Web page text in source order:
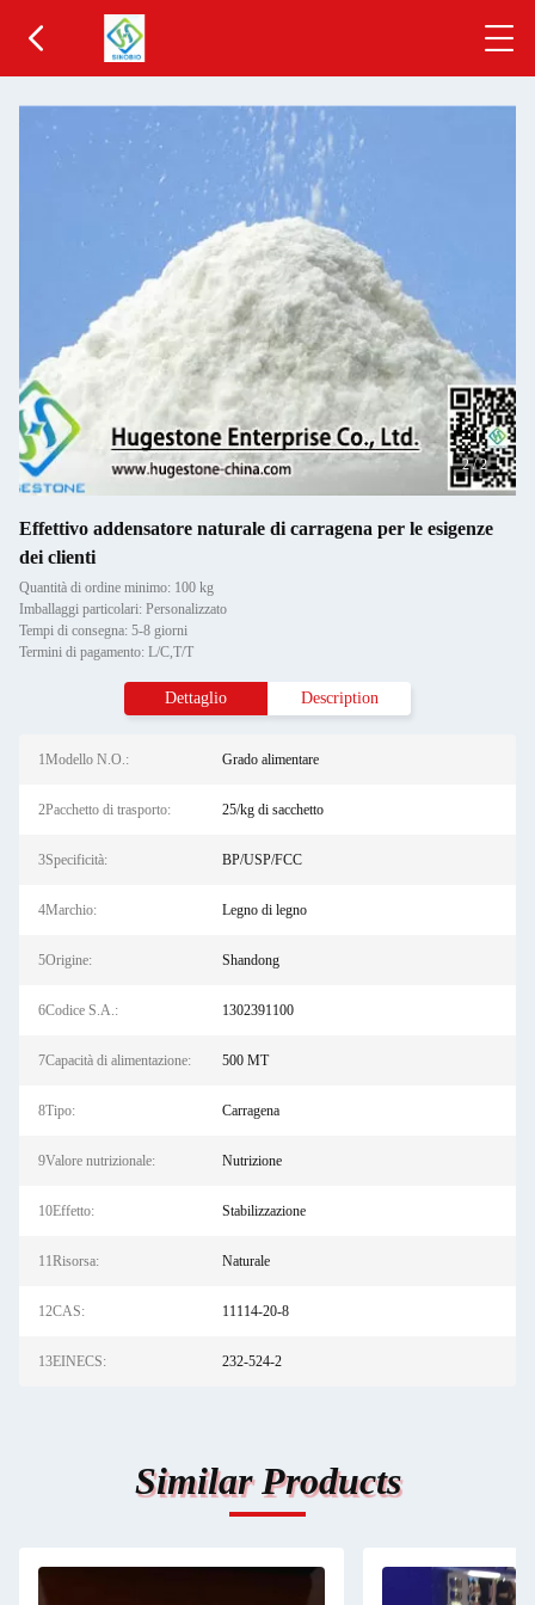
2/2
Effettivo addensatore naturale di carragena per le esigenze
dei clienti
Quantità di ordine minimo: 100 kg
Imballaggi particolari: Personalizzato
Tempi di consegna: 5-8 giorni
Termini di pagamento: L/C,T/T
Dettaglio Description
1Modello N.O.: Grado alimentare
2Pacchetto di trasporto: 25/kg di sacchetto
3Specificità: BP/USP/FCC
4Marchio: Legno di legno
5Origine: Shandong
6Codice S.A.: 1302391100
7Capacità di alimentazione: 500 MT
8Tipo: Carragena
9Valore nutrizionale: Nutrizione
10Effetto: Stabilizzazione
11Risorsa: Naturale
12CAS: 11114-20-8
13EINECS: 232-524-2
Similar Products